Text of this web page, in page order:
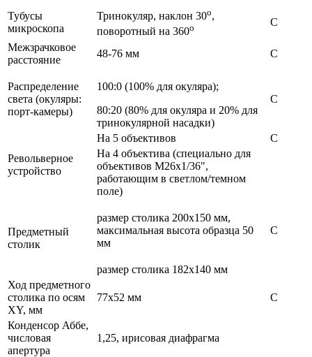
Тубусы
микроскопа
Тринокуляр, наклон 30о,
поворотный на 360о С
Межзрачковое
расстояние
48-76 мм С
Распределение
света (окуляры:
порт-камеры)
100:0 (100% для окуляра);
80:20 (80% для окуляра и 20% для
тринокулярной насадки)
С
Револьверное
устройство
На 5 объективов
С
На 4 объектива (специально для
объективов M26x1/36",
работающим в светлом/темном
поле)
Предметный
столик
размер столика 200х150 мм,
максимальная высота образца 50
мм
С
размер столика 182х140 мм
Ход предметного
столика по осям
XY, мм
77х52 мм С
Конденсор Аббе,
числовая
апертура
1,25, ирисовая диафрагма